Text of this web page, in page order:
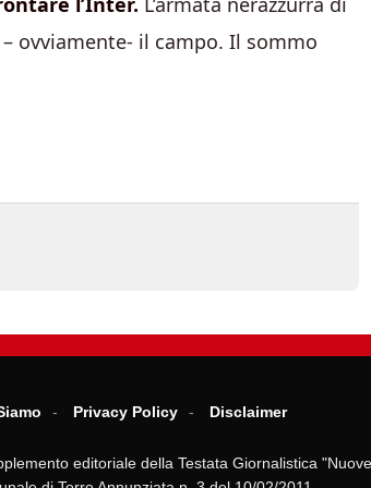
ovviamente- il campo. Il sommo
Privacy Policy Disclaimer
editoriale della Testata Giornalistica